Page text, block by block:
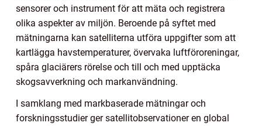
sensorer och instrument för att mäta och registrera
olika aspekter av miljön. Beroende på syftet med
mätningarna kan satelliterna utföra uppgifter som att
kartlägga havstemperaturer, övervaka luftföroreningar,
spåra glaciärers rörelse och till och med upptäcka
skogsavverkning och markanvändning.
I samklang med markbaserade mätningar och
forskningsstudier ger satellitobservationer en global